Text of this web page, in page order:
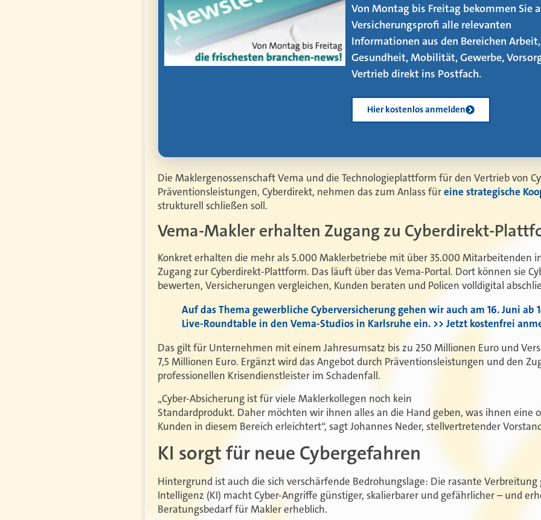
Der Weg vom AOler und
zum Makler ist kein leichter. Was es
zu beachten gibt, erfahren Sie in
neuen eMagazin – jetzt mit vier neuen
Artikeln!
Kostenlos herunterladen
Die Maklergenossenschaft Vema und die Technologieplattform für den Vertrieb von
Präventionsleistungen, Cyberdirekt, nehmen das zum Anlass füreine strategische
strukturell schließen soll.
Vema-Makler erhalten Zugang zu Cyberdirekt-
Konkret erhalten die mehr als 5.000 Maklerbetriebe mit über 35.000 Mitarbeitenden
Zugang zur Cyberdirekt-Plattform. Das läuft über das Vema-Portal. Dort können sie
bewerten, Versicherungen vergleichen, Kunden beraten und Policen volldigital
Auf das Thema gewerbliche Cyberversicherung gehen wir auch am 16. Juni ab
Live-Roundtable in den Vema-Studios in Karlsruhe ein. >> Jetzt kostenfrei
Das gilt für Unternehmen mit einem Jahresumsatz bis zu 250 Millionen Euro und
7,5 Millionen Euro. Ergänzt wird das Angebot durch Präventionsleistungen und den
professionellen Krisendienstleister im Schadenfall.
„Cyber-Absicherung ist für viele Maklerkollegen noch kein
Standardprodukt. Daher möchten wir ihnen alles an die Hand geben, was ihnen eine
Kunden in diesem Bereich erleichtert“, sagt Johannes Neder, stellvertretender
KI sorgt für neue Cybergefahren
Hintergrund ist auch die sich verschärfende Bedrohungslage: Die rasante
Intelligenz (KI) macht Cyber-Angriffe günstiger, skalierbarer und gefährlicher – und
Beratungsbedarf für Makler erheblich.